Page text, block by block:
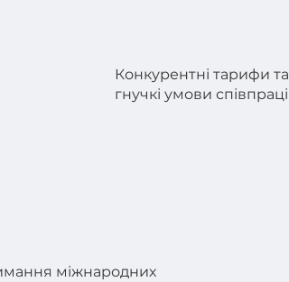
Конкурентні тарифи та
гнучкі умови співпраці
міжнародних